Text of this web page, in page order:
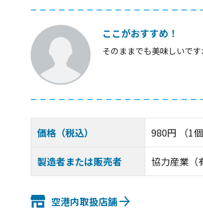
ここがおすすめ！
そのままでも美味しいで
価格（税込） 980円 （1個
製造者または販売者 協力産業（
空港内取扱店舗